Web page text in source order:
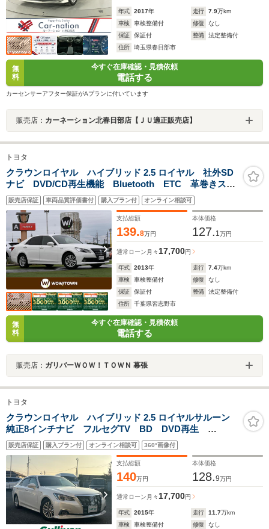
年式 2017年 走行 7.9万km
車検
車検整備付 修復
なし
保証
保証付 整備
法定整備付
住所
埼玉県春日部市
無
料
今すぐ在庫確認・見積依頼
電話する
カーセンサーアフター保証がAプランに付いています
販売店： カーネーション北春日部店【ＪＵ適正販売店】
トヨタ
クラウンロイヤル ハイブリッド 2.5 ロイヤル 社外SD
ナビ DVD/CD再生機能 Bluetooth ETC 革巻きステ
アリング HIDヘッドライト ウインカーミラー 純正16
インチアルミホイル サイド/カーテンエアバッグ スマ
ートキー
販売店保証 車両品質評価書付 購入プラン付 オンライン相談可
支払総額
139.8万円
本体価格
127. 1 万円
通常ローン 月々 17,700円
年式 2013年 走行 7.4万km
車検
車検整備付 修復
なし
保証
保証付 整備
法定整備付
住所
千葉県習志野市
無
料
今すぐ在庫確認・見積依頼
電話する
販売店： ガリバーＷＯＷ！ＴＯＷＮ 幕張
トヨタ
クラウンロイヤル ハイブリッド 2.5 ロイヤルサルーン
純正8インチナビ フルセグTV BD DVD再生
Bluetooth USB接続 バックカメラ ビルトインETC
レーダークルーズ 前席パワーシート シートヒータ
ー 電動チルトステアリング LED
販売店保証 購入プラン付 オンライン相談可 360°画像付
支払総額
140万円
本体価格
128.9万円
通常ローン 月々17,700円
年式 2015年 走行 11.7万km
車検
車検整備付 修復 なし